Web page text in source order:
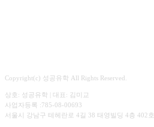
Copyright(c) 성공유학 All Rights Reserved.
상호: 성공유학 | 대표: 김미교
사업자등록 :785-08-00693
서울시 강남구 테헤란로 4길 38 태영빌딩 4층 402호